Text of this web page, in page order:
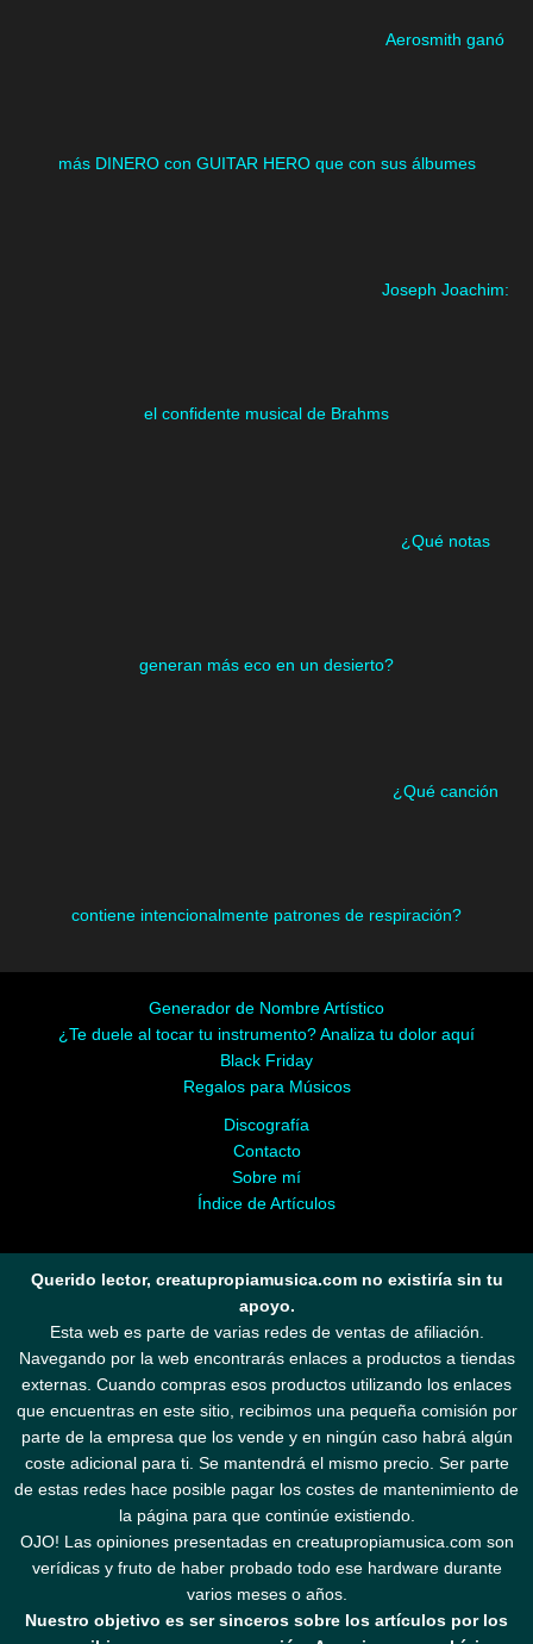
Aerosmith ganó
más DINERO con GUITAR HERO que con sus álbumes
Joseph Joachim:
el confidente musical de Brahms
¿Qué notas
generan más eco en un desierto?
¿Qué canción
contiene intencionalmente patrones de respiración?
Generador de Nombre Artístico
¿Te duele al tocar tu instrumento? Analiza tu dolor aquí
Black Friday
Regalos para Músicos
Discografía
Contacto
Sobre mí
Índice de Artículos
Querido lector, creatupropiamusica.com no existiría sin tu
apoyo.
Esta web es parte de varias redes de ventas de afiliación.
Navegando por la web encontrarás enlaces a productos a tiendas
externas. Cuando compras esos productos utilizando los enlaces
que encuentras en este sitio, recibimos una pequeña comisión por
parte de la empresa que los vende y en ningún caso habrá algún
coste adicional para ti. Se mantendrá el mismo precio. Ser parte
de estas redes hace posible pagar los costes de mantenimiento de
la página para que continúe existiendo.
OJO! Las opiniones presentadas en creatupropiamusica.com son
verídicas y fruto de haber probado todo ese hardware durante
varios meses o años.
Nuestro objetivo es ser sinceros sobre los artículos por los